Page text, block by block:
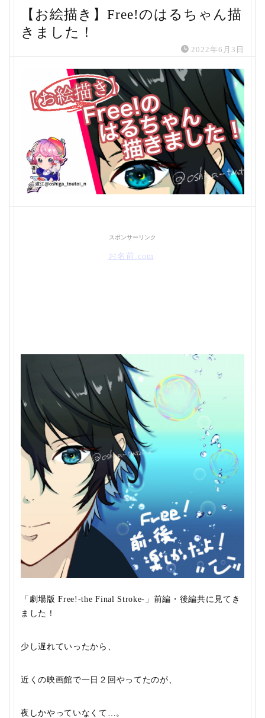
【お絵描き】Free!のはるちゃん描
きました！
2022年6月3日
スポンサーリンク
お名前.com
「劇場版 Free!-the Final Stroke-」前編・後編共に見てき
ました！
少し遅れていったから、
近くの映画館で一日２回 やってたのが、
夜しかやっていなく て…。